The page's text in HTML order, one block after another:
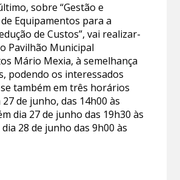
sobre “Gestão e
Equipamentos para a
de Custos”, vai realizar-
Pavilhão Municipal
Mário Mexia, à semelhança
podendo os interessados
também em três horários
de junho, das 14h00 às
dia 27 de junho das 19h30 às
28 de junho das 9h00 às